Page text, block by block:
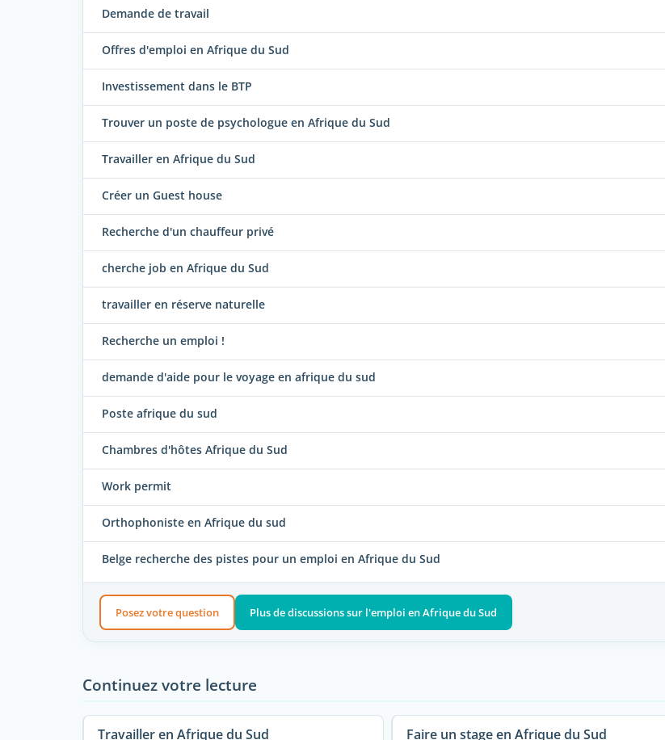
Demande de travail
Offres d'emploi en Afrique du Sud
Investissement dans le BTP
Trouver un poste de psychologue en Afrique du Sud
Travailler en Afrique du Sud
Créer un Guest house
Recherche d'un chauffeur privé
cherche job en Afrique du Sud
travailler en réserve naturelle
Recherche un emploi !
demande d'aide pour le voyage en afrique du sud
Poste afrique du sud
Chambres d'hôtes Afrique du Sud
Work permit
Orthophoniste en Afrique du sud
Belge recherche des pistes pour un emploi en Afrique du Sud
Posez votre question Plus de discussions sur l'emploi en Afrique du Sud
Continuez votre lecture
Travailler en Afrique du Sud Faire un stage en Afrique du Sud